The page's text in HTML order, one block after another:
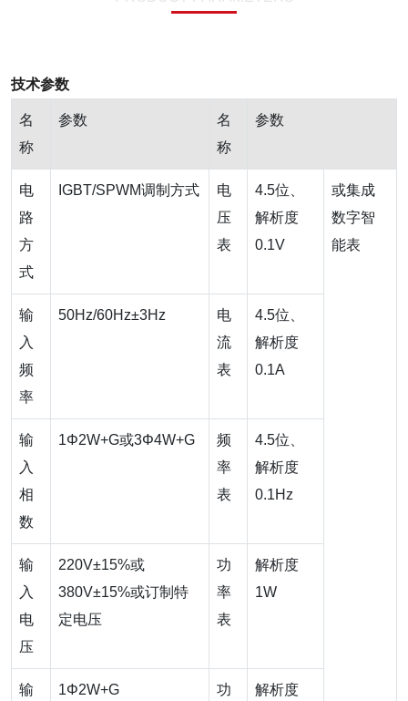
技术参数
名
称
参数
名
称
参数
电
路
方
式
IGBT/SPWM调制方式
电
压
表
4.5位、
解析度
0.1V
或集成
数字智
能表
输
入
频
率
50Hz/60Hz±3Hz
电
流
表
4.5位、
解析度
0.1A
输
入
相
数
1Φ2W+G或3Φ4W+G
频
率
表
4.5位、
解析度
0.1Hz
输
入
电
压
220V±15%或
380V±15%或订制特
定电压
功
率
表
解析度
1W
输
1Φ2W+G
功
解析度